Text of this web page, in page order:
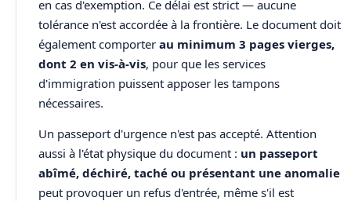
en cas d'exemption. Ce délai est strict — aucune
tolérance n'est accordée à la frontière. Le document doit
également comporter au minimum 3 pages vierges,
dont 2 en vis-à-vis, pour que les services
d'immigration puissent apposer les tampons
nécessaires.
Un passeport d'urgence n'est pas accepté. Attention
aussi à l'état physique du document : un passeport
abîmé, déchiré, taché ou présentant une anomalie
peut provoquer un refus d'entrée, même s'il est